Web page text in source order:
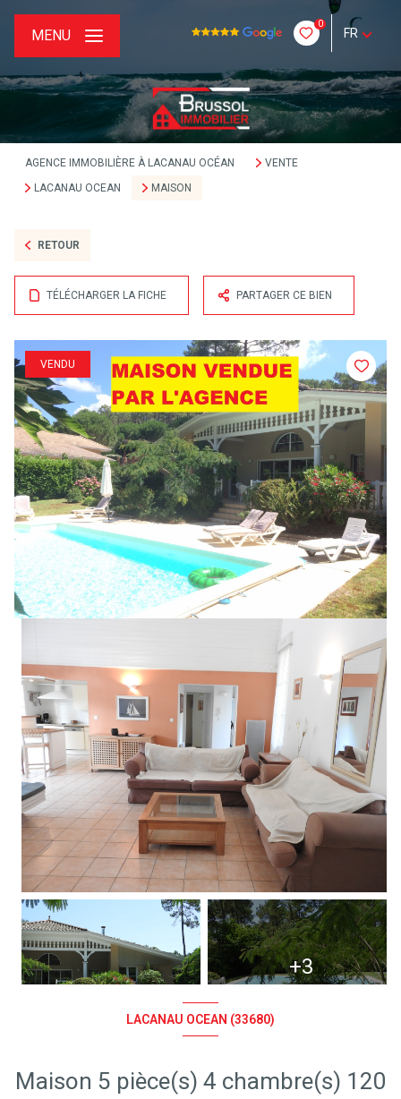
0
FR
MENU
AGENCE IMMOBILIÈRE À LACANAU OCÉAN
VENTE
LACANAU OCEAN
MAISON
RETOUR
TÉLÉCHARGER LA FICHE PARTAGER CE BIEN
VENDU
+3
LACANAU OCEAN (33680)
Maison 5 pièce(s) 4 chambre(s) 120